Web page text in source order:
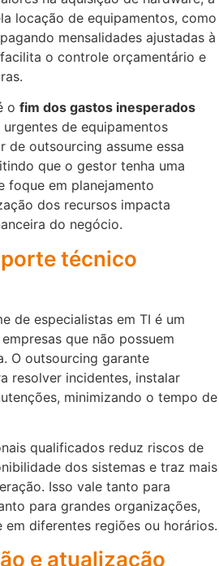
locação de equipamentos, como
mensalidades ajustadas à
o controle orçamentário e
o fim dos gastos inesperados
urgentes de equipamentos
de outsourcing assume essa
que o gestor tenha uma
foque em planejamento
dos recursos impacta
do negócio.
técnico
de especialistas em TI é um
que não possuem
O outsourcing garante
resolver incidentes, instalar
minimizando o tempo de
qualificados reduz riscos de
dos sistemas e traz mais
Isso vale tanto para
para grandes organizações,
diferentes regiões ou horários.
e atualização